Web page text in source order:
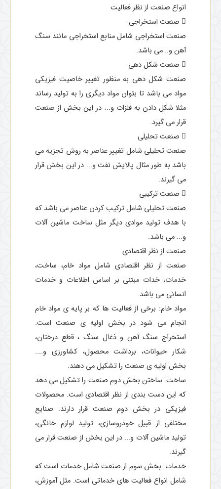
انواع صنعت از نظر فعالیت
 صنعت استخراجی
صنعت استخراجی شامل منابع استخراجی مانند سنگ
آهن و.. می باشد.
 صنعت شکل ‌دهی
صنعت شکل ‌دهی به منظور تغییر خاصیت فیزیکی
مواد می باشد تا بتوان مواد دیگری را به تولید رساند
مثلا شکل‌ دادن به فلزات و... در این بخش از صنعت
قرار می گیرد.
 صنعت تحلیلی
صنعت تحلیلی شامل تغییر عناصر به روش تجزیه می
باشد به طور مثال پالایش نفت و... در این بخش قرار
می گیرند.
 صنعت ترکیبی
صنعت تحلیلی شامل ترکیب کردن عناصر می باشد که
با هدف تولید موادی دیگر مثل ساخت ماشین ‌آلات
و... می باشد.
صنعت از نظر اقتصادی
صنعت از نظر اقتصادی شامل مواد خام، ساخت،
خدمات، خدات مبتنی بر اساس اطلاعات و خدمات
انسانی می باشد.
مواد خام: برخی از فعالیت ها که بر پایه ی مواد خام
انجام می شود در بخش اولیه ی صنعت است.
استخراج سنگ آهن و ذغال سنگ ، قطع درختان،
شکار حیوانات، برداشت محصول، کشاورزی و....
بخش اولیه ی صنعت را تشکیل می دهند.
ساخت: ساختن بخش دوم صنعت را تشکیل می دهد
که این دست بندی از نظر اقتصادی است. محصولات
فیزیکی در بخش دوم صنعت قرار دارند. صنایع
مختلفی از قبیل خودروسازی، تولید لوازم خانگی،
تولید ماشین آلات و... در این بخش از صنعت قرار می
گیرند.
خدمات: بخش سوم از صنعت شامل خدمات است که
شامل انواع فعالیت های خدماتی است. مثل آموزش،